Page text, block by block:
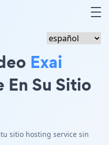
Exai
Su Sitio
sitio hosting service sin